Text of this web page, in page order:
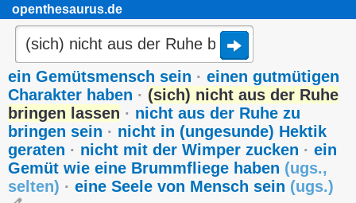
openthesaurus.de
ein Gemütsmensch sein · einen gutmütigen
Charakter haben · (sich) nicht aus der Ruhe
bringen lassen · nicht aus der Ruhe zu
bringen sein · nicht in (ungesunde) Hektik
geraten · nicht mit der Wimper zucken · ein
Gemüt wie eine Brummfliege haben (ugs.,
selten) · eine Seele von Mensch sein (ugs.)